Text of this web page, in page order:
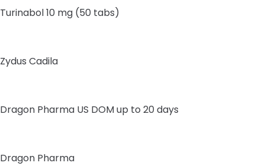
Turinabol 10 mg (50 tabs)
Zydus Cadila
Dragon Pharma US DOM up to 20 days
Dragon Pharma